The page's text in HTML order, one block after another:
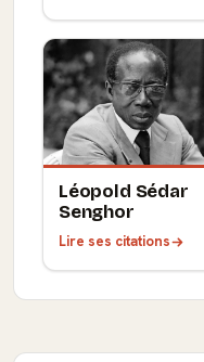
Léopold Sédar
Senghor
Lire ses citations